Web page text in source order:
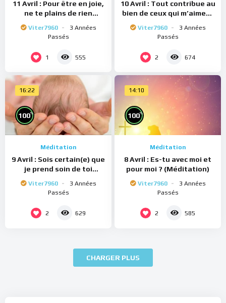
11 Avril : Pour être en joie,
ne te plains de rien
Viter7960
3 Années
Passés
1 555
10 Avril : Tout contribue au
bien de ceux qui m’aiment
Viter7960
3 Années
Passés
2 674
16:22
100%
Méditation
9 Avril : Sois certain(e) que
je prend soin de toi
Viter7960
3 Années
Passés
2 629
14:10
100%
Méditation
8 Avril : Es-tu avec moi et
pour moi ? (Méditation)
Viter7960
3 Années
Passés
2 585
CHARGER PLUS